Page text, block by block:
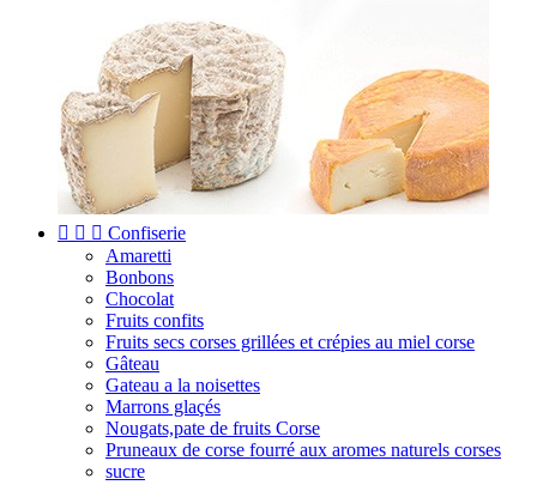
   Confiserie
Amaretti
Bonbons
Chocolat
Fruits confits
Fruits secs corses grillées et crépies au miel corse
Gâteau
Gateau a la noisettes
Marrons glaçés
Nougats,pate de fruits Corse
Pruneaux de corse fourré aux aromes naturels corses
sucre